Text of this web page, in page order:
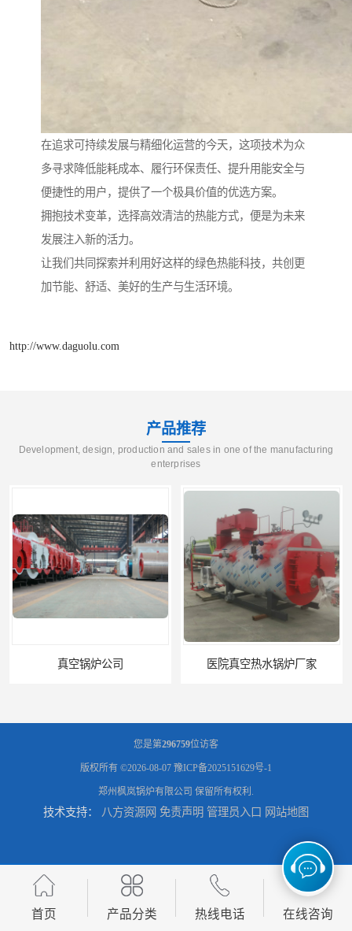
在追求可持续发展与精细化运营的今天，这项技术为众
多寻求降低能耗成本、履行环保责任、提升用能安全与
便捷性的用户，提供了一个极具价值的优选方案。
拥抱技术变革，选择高效清洁的热能方式，便是为未来
发展注入新的活力。
让我们共同探索并利用好这样的绿色热能科技，共创更
加节能、舒适、美好的生产与生活环境。
http://www.daguolu.com
产品推荐
Development, design, production and sales in one of the manufacturing
enterprises
医院真空热水锅炉厂家 养殖真空热水锅炉厂商
天然气真空炉厂家 湿背式真空热水锅炉厂商
您是第296759位访客
版权所有 ©2026-08-07 豫ICP备2025151629号-1
郑州枫岚锅炉有限公司 保留所有权利.
技术支持： 八方资源网 免责声明 管理员入口 网站地图
首页 产品分类 热线电话 在线咨询